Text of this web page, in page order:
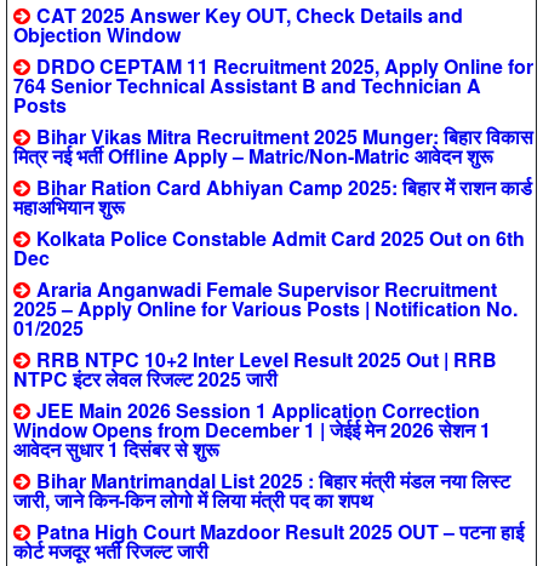
CAT 2025 Answer Key OUT, Check Details and
Objection Window
DRDO CEPTAM 11 Recruitment 2025, Apply Online for
764 Senior Technical Assistant B and Technician A
Posts
Bihar Vikas Mitra Recruitment 2025 Munger: बिहार विकास
मित्र नई भर्ती Offline Apply – Matric/Non-Matric आवेदन शुरू
Bihar Ration Card Abhiyan Camp 2025: बिहार में राशन कार्ड
महाअभियान शुरू
Kolkata Police Constable Admit Card 2025 Out on 6th
Dec
Araria Anganwadi Female Supervisor Recruitment
2025 – Apply Online for Various Posts | Notification No.
01/2025
RRB NTPC 10+2 Inter Level Result 2025 Out | RRB
NTPC इंटर लेवल रिजल्ट 2025 जारी
JEE Main 2026 Session 1 Application Correction
Window Opens from December 1 | जेईई मेन 2026 सेशन 1
आवेदन सुधार 1 दिसंबर से शुरू
Bihar Mantrimandal List 2025 : बिहार मंत्री मंडल नया लिस्ट
जारी, जाने किन-किन लोगो में लिया मंत्री पद का शपथ
Patna High Court Mazdoor Result 2025 OUT – पटना हाई
कोर्ट मजदूर भर्ती रिजल्ट जारी